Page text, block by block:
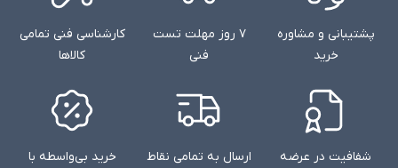
پشتیبانی و مشاوره
خرید
۷ روز مهلت تست
فنی
کارشناسی فنی تمامی
کالاها
شفافیت در عرضه
ارسال به تمامی نقاط
خرید بی‌واسطه با